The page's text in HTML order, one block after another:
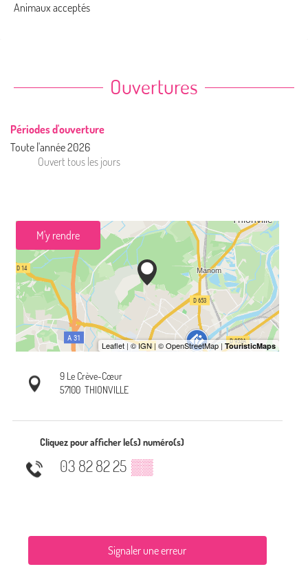
Animaux acceptés
Ouvertures
Périodes d'ouverture
Toute l'année 2026
Ouvert tous les jours
M'y rendre
9 Le Crève-Cœur
57100 THIONVILLE
Cliquez pour afficher le(s) numéro(s)
03 82 82 25 ▒▒
Signaler une erreur